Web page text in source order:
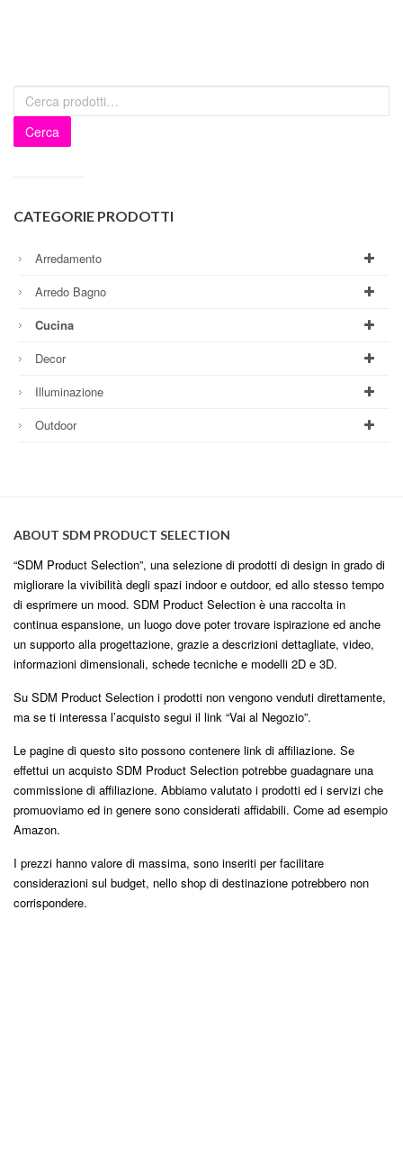
Cerca
CATEGORIE PRODOTTI
Arredamento
Arredo Bagno
Cucina
Decor
Illuminazione
Outdoor
ABOUT SDM PRODUCT SELECTION
“SDM Product Selection”, una selezione di prodotti di design in grado di
migliorare la vivibilità degli spazi indoor e outdoor, ed allo stesso tempo
di esprimere un mood. SDM Product Selection è una raccolta in
continua espansione, un luogo dove poter trovare ispirazione ed anche
un supporto alla progettazione, grazie a descrizioni dettagliate, video,
informazioni dimensionali, schede tecniche e modelli 2D e 3D.
Su SDM Product Selection i prodotti non vengono venduti direttamente,
ma se ti interessa l’acquisto segui il link “Vai al Negozio”.
Le pagine di questo sito possono contenere link di affiliazione. Se
effettui un acquisto SDM Product Selection potrebbe guadagnare una
commissione di affiliazione. Abbiamo valutato i prodotti ed i servizi che
promuoviamo ed in genere sono considerati affidabili. Come ad esempio
Amazon.
I prezzi hanno valore di massima, sono inseriti per facilitare
considerazioni sul budget, nello shop di destinazione potrebbero non
corrispondere.